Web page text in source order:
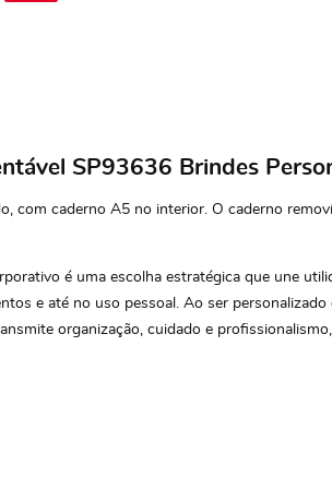
SP93636 Brindes
com caderno A5 no interior. O caderno
é uma escolha estratégica que une
e até no uso pessoal. Ao ser
organização, cuidado e